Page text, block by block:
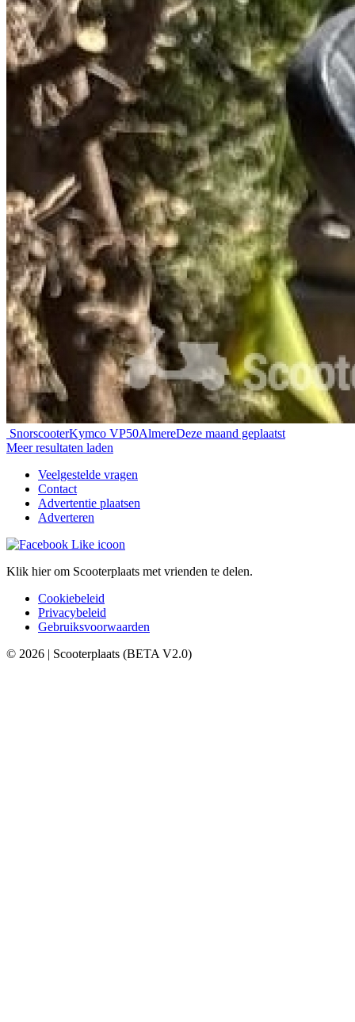
SnorscooterKymco VP50AlmereDeze maand geplaatst
Meer resultaten laden
Veelgestelde vragen
Contact
Advertentie plaatsen
Adverteren
Klik hier om Scooterplaats met vrienden te delen.
Cookiebeleid
Privacybeleid
Gebruiksvoorwaarden
© 2026 | Scooterplaats (BETA V2.0)